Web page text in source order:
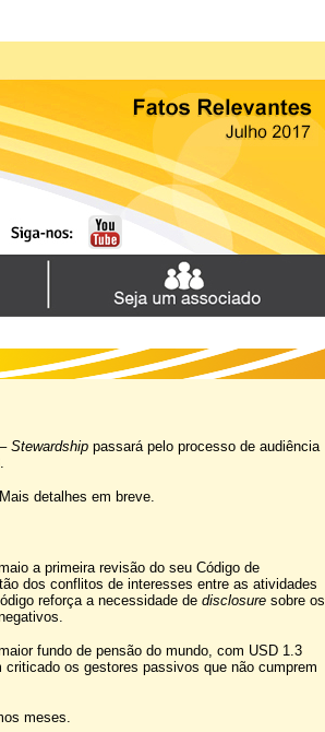
Stewardship passará pelo processo de audiência
detalhes em breve.
a primeira revisão do seu Código de
dos conflitos de interesses entre as atividades
reforça a necessidade de disclosure sobre os
fundo de pensão do mundo, com USD 1.3
os gestores passivos que não cumprem
meses.